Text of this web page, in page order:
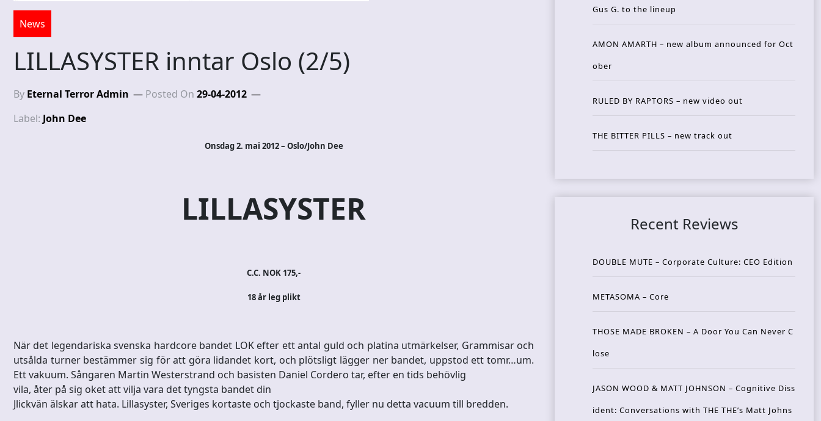
News
LILLASYSTER inntar Oslo (2/5)
By Eternal Terror Admin Posted On 29-04-2012
Label: John Dee
Onsdag 2. mai 2012 – Oslo/John Dee
LILLASYSTER
C.C. NOK 175,-
18 år leg plikt
När det legendariska svenska hardcore bandet LOK efter ett antal guld och platina utmärkelser, Grammisar och
utsålda turner bestämmer sig för att göra lidandet kort, och plötsligt lägger ner bandet, uppstod ett tomr…um.
Ett vakuum. Sångaren Martin Westerstrand och basisten Daniel Cordero tar, efter en tids behövlig
vila, åter på sig oket att vilja vara det tyngsta bandet din
Jlickvän älskar att hata. Lillasyster, Sveriges kortaste och tjockaste band, fyller nu detta vacuum till bredden.
Gus G. to the lineup
AMON AMARTH – new album announced for Oct
ober
RULED BY RAPTORS – new video out
THE BITTER PILLS – new track out
Recent Reviews
DOUBLE MUTE – Corporate Culture: CEO Edition
METASOMA – Core
THOSE MADE BROKEN – A Door You Can Never C
lose
JASON WOOD & MATT JOHNSON – Cognitive Diss
ident: Conversations with THE THE’s Matt Johns